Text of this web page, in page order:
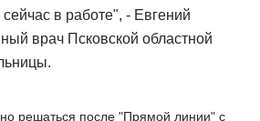
сейчас в работе", - Евгений
врач Псковской областной
решаться после "Прямой линии" с